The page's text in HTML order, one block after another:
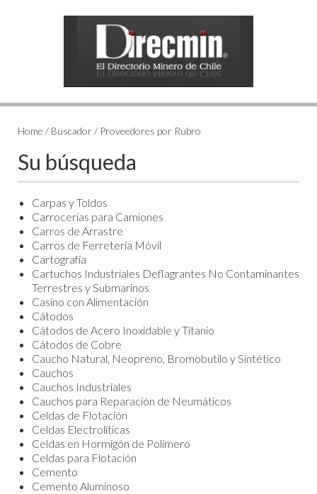
Home / Buscador / Proveedores por Rubro
Su búsqueda
Carpas y Toldos
Carrocerías para Camiones
Carros de Arrastre
Carros de Ferretería Móvil
Cartografía
Cartuchos Industriales Deflagrantes No Contaminantes
Terrestres y Submarinos
Casino con Alimentación
Cátodos
Cátodos de Acero Inoxidable y Titanio
Cátodos de Cobre
Caucho Natural, Neopreno, Bromobutilo y Sintético
Cauchos
Cauchos Industriales
Cauchos para Reparación de Neumáticos
Celdas de Flotación
Celdas Electrolíticas
Celdas en Hormigón de Polímero
Celdas para Flotación
Cemento
Cemento Aluminoso